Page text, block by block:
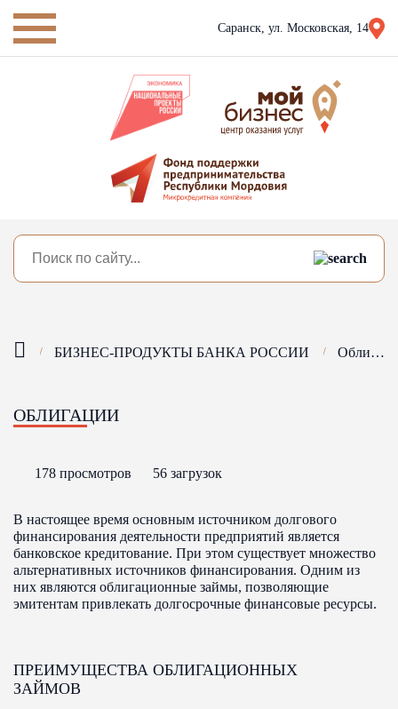
Саранск, ул. Московская, 14
БИЗНЕС-ПРОДУКТЫ БАНКА РОССИИ Облигации
ОБЛИГАЦИИ
178 просмотров 56 загрузок
В настоящее время основным источником долгового
финансирования деятельности предприятий является
банковское кредитование. При этом существует множество
альтернативных источников финансирования. Одним из
них являются облигационные займы, позволяющие
эмитентам привлекать долгосрочные финансовые ресурсы.
ПРЕИМУЩЕСТВА ОБЛИГАЦИОННЫХ
ЗАЙМОВ